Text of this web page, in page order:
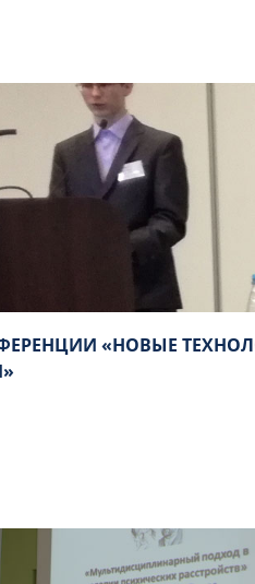
«НОВЫЕ